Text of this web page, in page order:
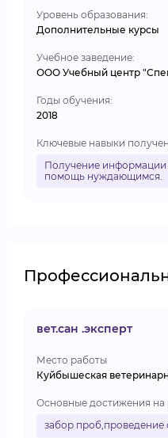
Уровень образования:
Дополнительные курсы
Учебное заведение:
ООО Учебный центр
Годы обучения:
2018
Ключевые навыки
Получение информации
помощь нуждающимся.
вет.сан .эксперт
Место работы
Куйбышеская
Основные достижения на
забор проб,проведение